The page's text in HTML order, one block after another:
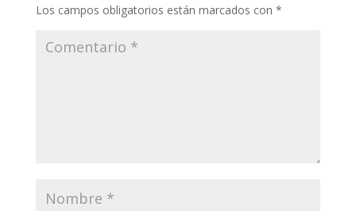
Los campos obligatorios están marcados con *